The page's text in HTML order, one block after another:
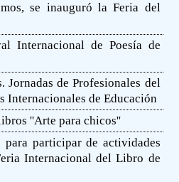
se inauguró la Feria del
Internacional de Poesía de
Jornadas de Profesionales del
Internacionales de Educación
''Arte para chicos''
participar de actividades
Internacional del Libro de